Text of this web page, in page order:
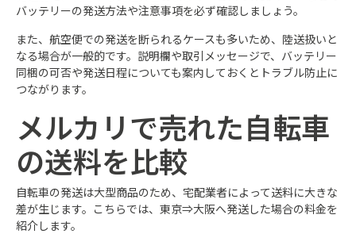
バッテリーの発送方法や注意事項を必ず確認しましょう。
また、航空便での発送を断られるケースも多いため、陸送扱いと
なる場合が一般的です。説明欄や取引メッセージで、バッテリー
同梱の可否や発送日程についても案内しておくとトラブル防止に
つながります。
メルカリで売れた自転車
の送料を比較
自転車の発送は大型商品のため、宅配業者によって送料に大きな
差が生じます。こちらでは、東京⇒大阪へ発送した場合の料金を
紹介します。